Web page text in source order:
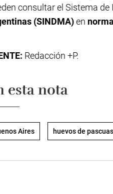
consultar el Sistema
(SINDMA)en
Redacción +P.
esta nota
Aires huevos de pascuas